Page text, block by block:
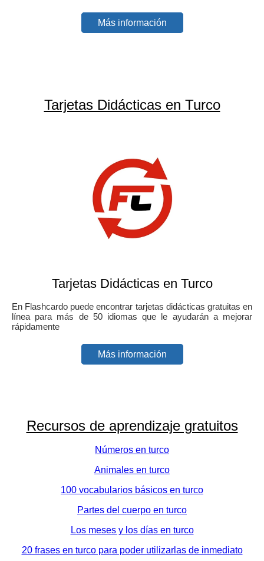
Más información
Tarjetas Didácticas en Turco
Tarjetas Didácticas en Turco
En Flashcardo puede encontrar tarjetas didácticas gratuitas en
línea para más de 50 idiomas que le ayudarán a mejorar
rápidamente
Más información
Recursos de aprendizaje gratuitos
Números en turco
Animales en turco
100 vocabularios básicos en turco
Partes del cuerpo en turco
Los meses y los días en turco
20 frases en turco para poder utilizarlas de inmediato